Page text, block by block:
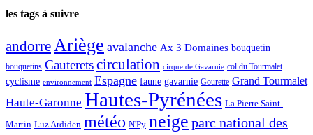
les tags à suivre
andorreAriège avalanche Ax 3 Domaines bouquetin
bouquetins Cauteretscirculation cirque de Gavarnie col du Tourmalet
cyclisme environnement Espagne faune gavarnie Gourette Grand Tourmalet
Haute-Garonne Hautes-Pyrénées La Pierre Saint-
Martin Luz Ardiden météo N'Py neige parc national des